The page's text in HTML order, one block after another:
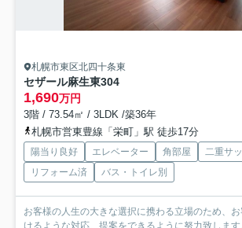
札幌市東区北四十条東
セザール麻生東304
1,690万円
3階 / 73.54㎡ / 3LDK /築36年
札幌市営東豊線「栄町」駅 徒歩17分
陽当り良好 エレベーター 角部屋
二重サ
リフォーム済
バス・トイレ別
お客様の人生の大きな選択に携わる立場のため、
けるような対応、提案をできるように努力致しま